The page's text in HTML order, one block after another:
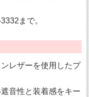
まで。
レザーを使用したプ
音性と装着感をキー